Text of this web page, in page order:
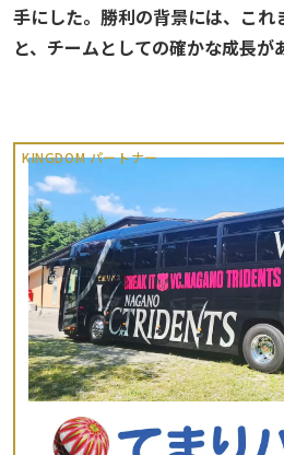
手にした。勝利の背景には、こ
と、チームとしての確かな成長が
KINGDOM パートナー